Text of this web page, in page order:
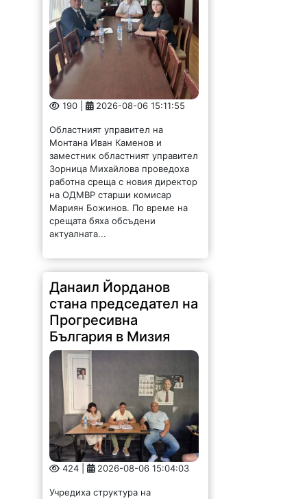
190 | 2026-08-06 15:11:55
Областният управител на
Монтана Иван Каменов и
заместник областният управител
Зорница Михайлова проведоха
работна среща с новия директор
на ОДМВР старши комисар
Мариян Божинов. По време на
срещата бяха обсъдени
актуалната...
Данаил Йорданов
стана председател на
Прогресивна
България в Мизия
424 | 2026-08-06 15:04:03
Учредиха структура на